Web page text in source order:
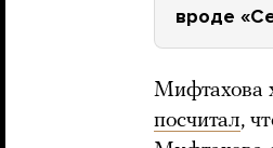
вроде
Мифтахова
посчитал,